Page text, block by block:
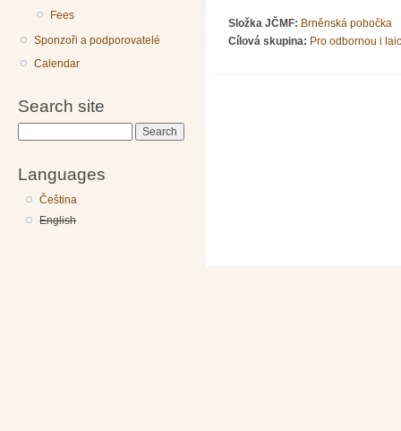
Fees
Sponzoři a podporovatelé
Calendar
Search site
Languages
Čeština
English
Složka JČMF: Brněnská pobočka
Cílová skupina: Pro odbornou i